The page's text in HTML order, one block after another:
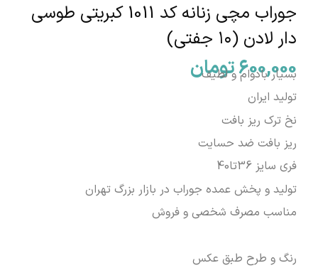
جوراب مچی زنانه کد 1011 کبریتی طوسی
دار لادن (۱۰ جفتی)
600,000تومان
بسیار بادوام و لطیف
تولید ایران
نخ ترک ریز بافت
ریز بافت ضد حسایت
فری سایز 36تا40
تولید و پخش عمده جوراب در بازار بزرگ تهران
مناسب مصرف شخصی و فروش
رنگ و طرح طبق عکس